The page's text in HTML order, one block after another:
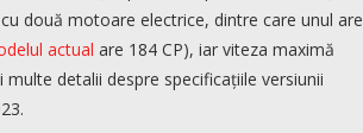
două motoare electrice, dintre care unul are
actual are 184 CP), iar viteza maximă
detalii despre specificațiile versiunii